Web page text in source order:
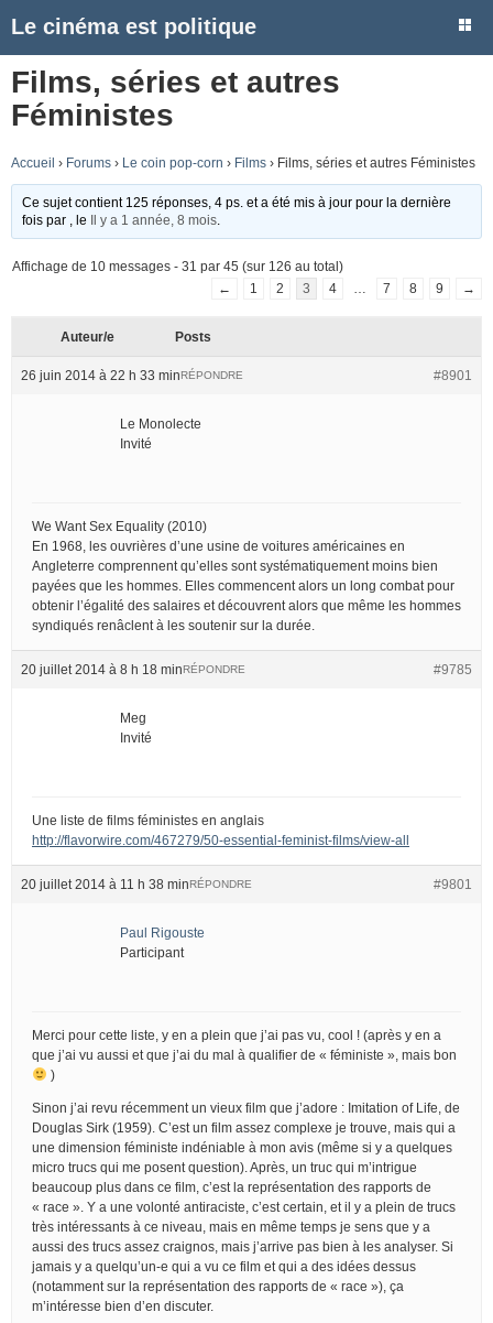
Le cinéma est politique
Films, séries et autres
Féministes
Accueil › Forums › Le coin pop-corn › Films › Films, séries et autres Féministes
Ce sujet contient 125 réponses, 4 ps. et a été mis à jour pour la dernière
fois par
, le Il y a 1 année, 8 mois
Affichage de 10 messages - 31 par 45 (sur 126 au total)
←
1 2 3 4 7 8 9 →
Auteur/e Posts
26 juin 2014 à 22 h 33 min #8901
RÉPONDRE
Le Monolecte
Invité
We Want Sex Equality (2010)
En 1968, les ouvrières d’une usine de voitures américaines en
Angleterre comprennent qu’elles sont systématiquement moins bien
payées que les hommes. Elles commencent alors un long combat pour
obtenir l’égalité des salaires et découvrent alors que même les hommes
syndiqués renâclent à les soutenir sur la durée.
20 juillet 2014 à 8 h 18 min #9785
RÉPONDRE
Meg
Invité
Une liste de films féministes en anglais
http://flavorwire.com/467279/50-essential-feminist-films/view-all
20 juillet 2014 à 11 h 38 min #9801
RÉPONDRE
Paul Rigouste
Participant
Merci pour cette liste, y en a plein que j’ai pas vu, cool ! (après y en a
que j’ai vu aussi et que j’ai du mal à qualifier de « féministe », mais bon
)
Sinon j’ai revu récemment un vieux film que j’adore : Imitation of Life, de
Douglas Sirk (1959). C’est un film assez complexe je trouve, mais qui a
une dimension féministe indéniable à mon avis (même si y a quelques
micro trucs qui me posent question). Après, un truc qui m’intrigue
beaucoup plus dans ce film, c’est la représentation des rapports de
« race ». Y a une volonté antiraciste, c’est certain, et il y a plein de trucs
très intéressants à ce niveau, mais en même temps je sens que y a
aussi des trucs assez craignos, mais j’arrive pas bien à les analyser. Si
jamais y a quelqu’un-e qui a vu ce film et qui a des idées dessus
(notamment sur la représentation des rapports de « race »), ça
m’intéresse bien d’en discuter.